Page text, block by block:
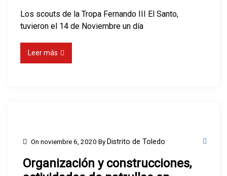
Los scouts de la Tropa Fernando III El Santo,
tuvieron el 14 de Noviembre un día
Leer más
On noviembre 6, 2020 ByDistrito de Toledo
Organización y construcciones,